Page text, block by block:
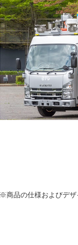
※商品の仕様およびデザ